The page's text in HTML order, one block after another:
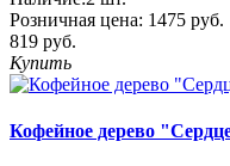
Розничная цена: 1475 руб.
819 руб.
Купить
Кофейное дерево